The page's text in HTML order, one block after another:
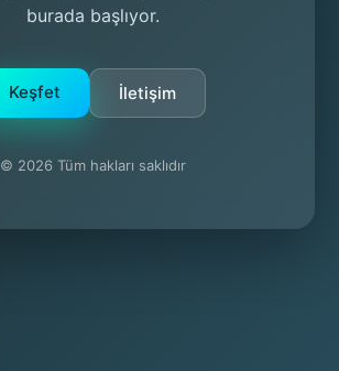
burada başlıyor.
Keşfet İletişim
© 2026 Tüm hakları saklıdır